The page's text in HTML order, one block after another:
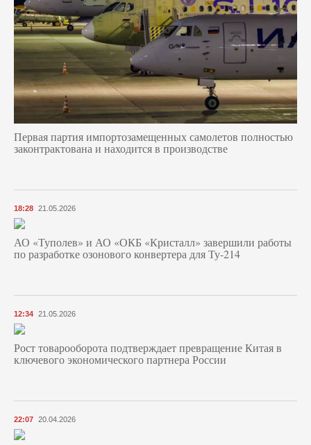
Первая партия импортозамещенных самолетов полностью
законтрактована и находится в производстве
18:28 21.05.2026
АО «Туполев» и АО «ОКБ «Кристалл» завершили работы
по разработке озонового конвертера для Ту-214
12:34 21.05.2026
Рост товарооборота подтверждает превращение Китая в
ключевого экономического партнера России
22:07 20.04.2026